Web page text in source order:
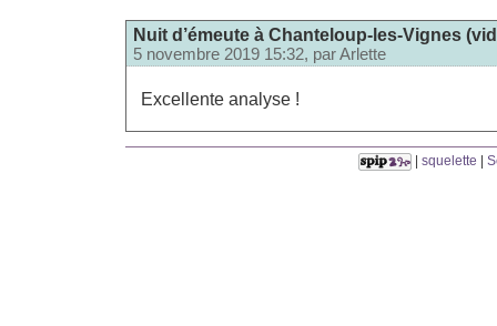
Nuit d’émeute à Chanteloup-les-Vignes
5 novembre 2019 15:32, parArlette
Excellente analyse !
| squelette |